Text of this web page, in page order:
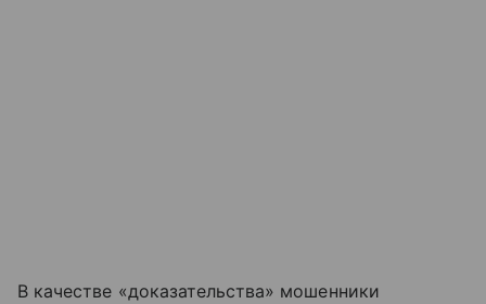
В качестве «доказательства» мошенники